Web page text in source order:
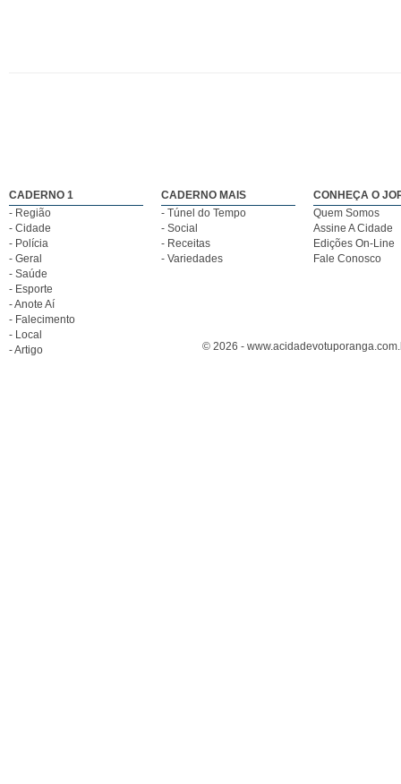
CADERNO 1
- Região
- Cidade
- Polícia
- Geral
- Saúde
- Esporte
- Anote Aí
- Falecimento
- Local
- Artigo
CADERNO MAIS
- Túnel do Tempo
- Social
- Receitas
- Variedades
CONHEÇA O
Quem Somos
Assine A Cidade
Edições On-Line
Fale Conosco
© 2026 -